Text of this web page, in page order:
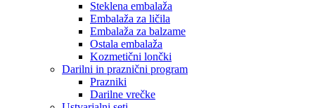
Steklena embalaža
Embalaža za ličila
Embalaža za balzame
Ostala embalaža
Kozmetični lončki
Darilni in praznični program
Prazniki
Darilne vrečke